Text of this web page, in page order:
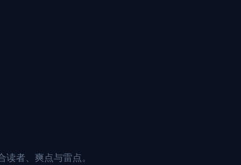
者、爽点与雷点。